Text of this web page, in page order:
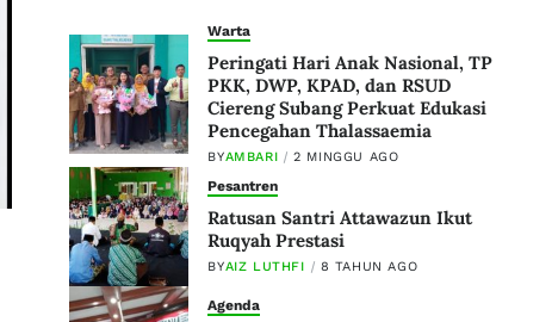
Warta
Peringati Hari Anak Nasional, TP
PKK, DWP, KPAD, dan RSUD
Ciereng Subang Perkuat Edukasi
Pencegahan Thalassaemia
BYAMBARI 2 MINGGU AGO
Pesantren
Ratusan Santri Attawazun Ikut
Ruqyah Prestasi
BYAIZ LUTHFI 8 TAHUN AGO
Agenda